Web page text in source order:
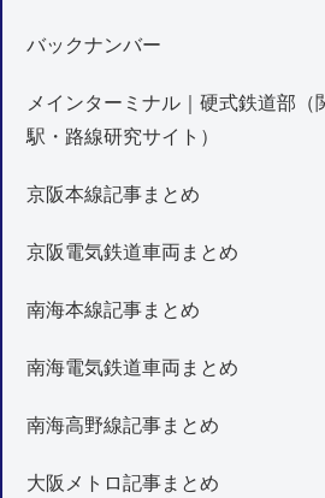
バックナンバー
メインターミナル｜硬式鉄道部（
駅・路線研究サイト）
京阪本線記事まとめ
京阪電気鉄道車両まとめ
南海本線記事まとめ
南海電気鉄道車両まとめ
南海高野線記事まとめ
大阪メトロ記事まとめ